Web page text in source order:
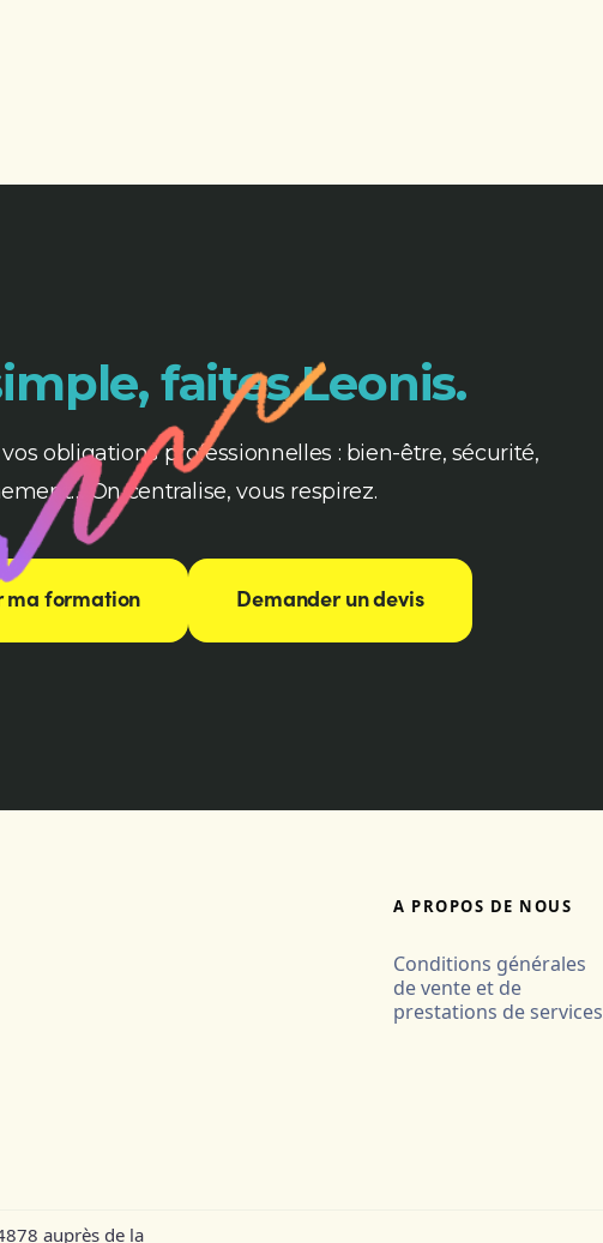
faites Leonis.
obligations professionnelles : bien-être, sécurité,
On centralise, vous respirez.
ma formation Demander un devis
A PROPOS DE NOUS
Conditions générales
de vente et de
prestations de services
auprès de la